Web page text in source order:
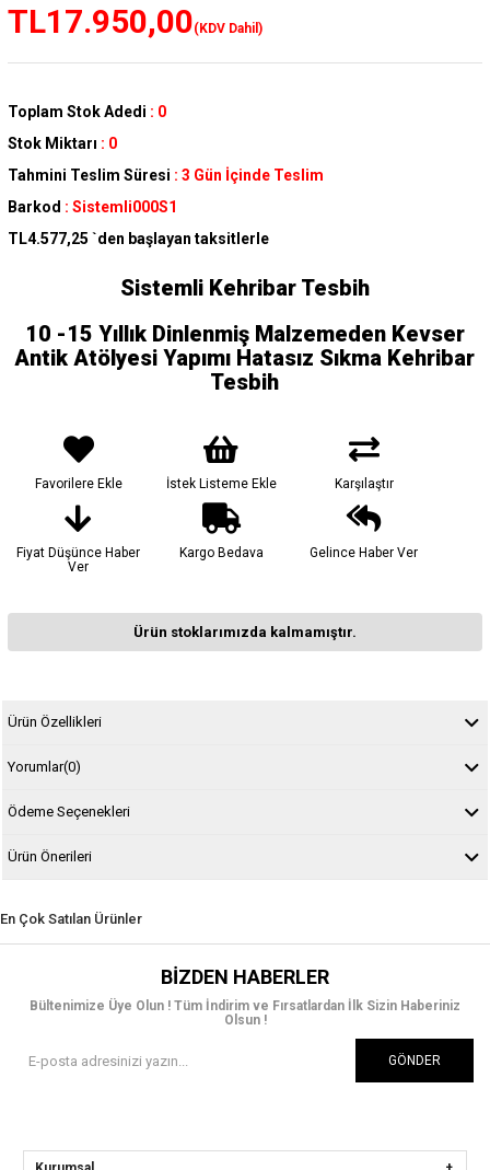
TL17.950,00(KDV Dahil)
Toplam Stok Adedi : 0
Stok Miktarı : 0
Tahmini Teslim Süresi : 3 Gün İçinde Teslim
Barkod : Sistemli000S1
TL4.577,25 `den başlayan taksitlerle
Sistemli Kehribar Tesbih
10 -15 Yıllık Dinlenmiş Malzemeden Kevser
Antik Atölyesi Yapımı Hatasız Sıkma Kehribar
Tesbih
Favorilere Ekle İstek Listeme Ekle Karşılaştır
Fiyat Düşünce Haber
Ver
Kargo Bedava Gelince Haber Ver
Ürün stoklarımızda kalmamıştır.
Ürün Özellikleri
Yorumlar(0)
Ödeme Seçenekleri
Ürün Önerileri
En Çok Satılan Ürünler
BIZDEN HABERLER
Bültenimize Üye Olun ! Tüm İndirim ve Fırsatlardan İlk Sizin Haberiniz
Olsun !
GÖNDER